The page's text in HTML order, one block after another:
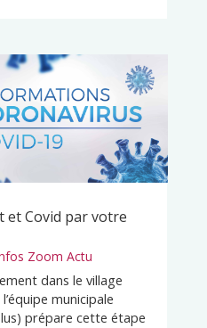
et Covid par votre
Zoom Actu
dans le village
municipale
prépare cette étape